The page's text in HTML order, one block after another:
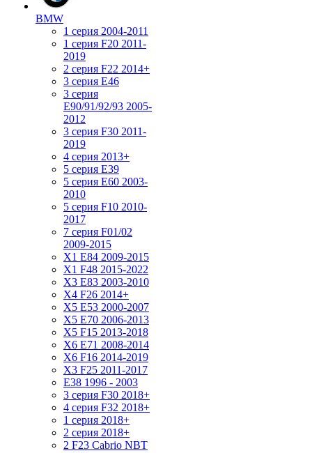
BMW
1 серия 2004-2011
1 серия F20 2011-
2019
2 серия F22 2014+
3 серия Е46
3 серия
E90/91/92/93 2005-
2012
3 серия F30 2011-
2019
4 серия 2013+
5 серия E39
5 серия E60 2003-
2010
5 серия F10 2010-
2017
7 серия F01/02
2009-2015
X1 E84 2009-2015
X1 F48 2015-2022
X3 E83 2003-2010
X4 F26 2014+
X5 E53 2000-2007
X5 E70 2006-2013
X5 F15 2013-2018
X6 E71 2008-2014
X6 F16 2014-2019
X3 F25 2011-2017
E38 1996 - 2003
3 серия F30 2018+
4 серия F32 2018+
1 серия 2018+
2 серия 2018+
2 F23 Cabrio NBT